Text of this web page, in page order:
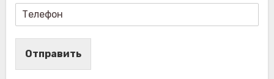
Отправить